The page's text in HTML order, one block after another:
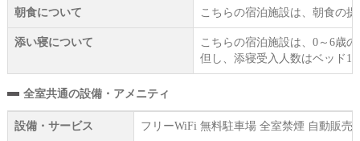
朝食について こちらの宿泊施設は、朝食の
添い寝について
こちらの宿泊施設は、0～6歳
但し、添寝受入人数はベッド1
全室共通の設備・アメニティ
設備・サービス フリーWiFi 無料駐車場 全室禁煙 自動販売